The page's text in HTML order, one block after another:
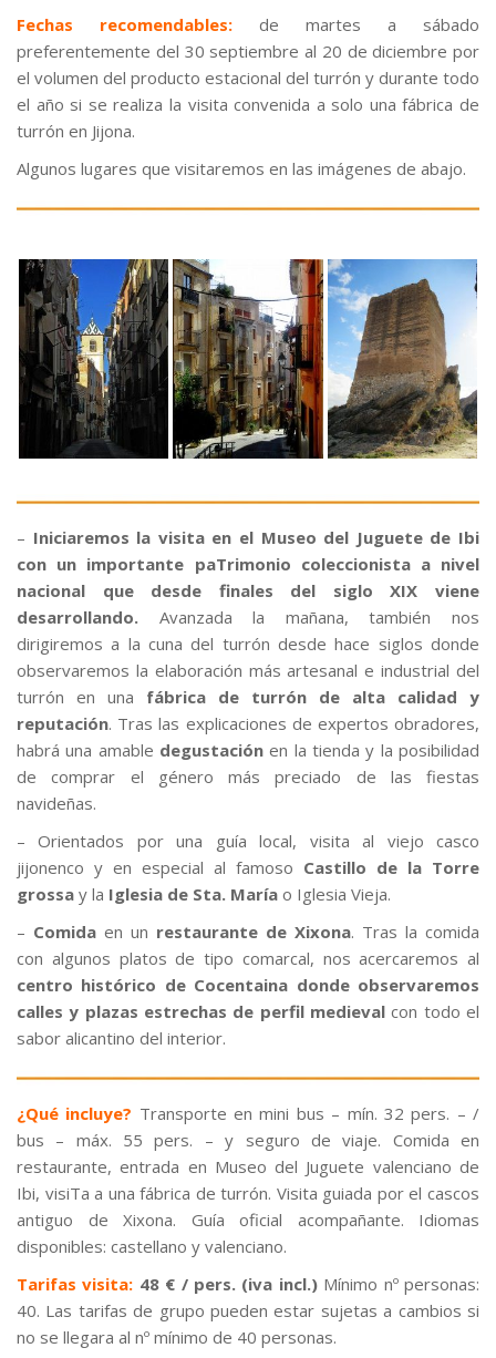
Fechas recomendables: de martes a sábado
preferentemente del 30 septiembre al 20 de diciembre por
el volumen del producto estacional del turrón y durante todo
el año si se realiza la visita convenida a solo una fábrica de
turrón en Jijona.
Algunos lugares que visitaremos en las imágenes de abajo.
– Iniciaremos la visita en el Museo del Juguete de Ibi
con un importante paTrimonio coleccionista a nivel
nacional que desde finales del siglo XIX viene
desarrollando. Avanzada la mañana, también nos
dirigiremos a la cuna del turrón desde hace siglos donde
observaremos la elaboración más artesanal e industrial del
turrón en una fábrica de turrón de alta calidad y
reputación. Tras las explicaciones de expertos obradores,
habrá una amable degustación en la tienda y la posibilidad
de comprar el género más preciado de las fiestas
navideñas.
– Orientados por una guía local, visita al viejo casco
jijonenco y en especial al famoso Castillo de la Torre
grossa y la Iglesia de Sta. María o Iglesia Vieja.
– Comida en un restaurante de Xixona. Tras la comida
con algunos platos de tipo comarcal, nos acercaremos al
centro histórico de Cocentaina donde observaremos
calles y plazas estrechas de perfil medieval con todo el
sabor alicantino del interior.
¿Qué incluye? Transporte en mini bus – mín. 32 pers. – /
bus – máx. 55 pers. – y seguro de viaje. Comida en
restaurante, entrada en Museo del Juguete valenciano de
Ibi, visiTa a una fábrica de turrón. Visita guiada por el cascos
antiguo de Xixona. Guía oficial acompañante. Idiomas
disponibles: castellano y valenciano.
Tarifas visita: 48 € / pers. (iva incl.)Mínimo nº personas:
40. Las tarifas de grupo pueden estar sujetas a cambios si
no se llegara al nº mínimo de 40 personas.